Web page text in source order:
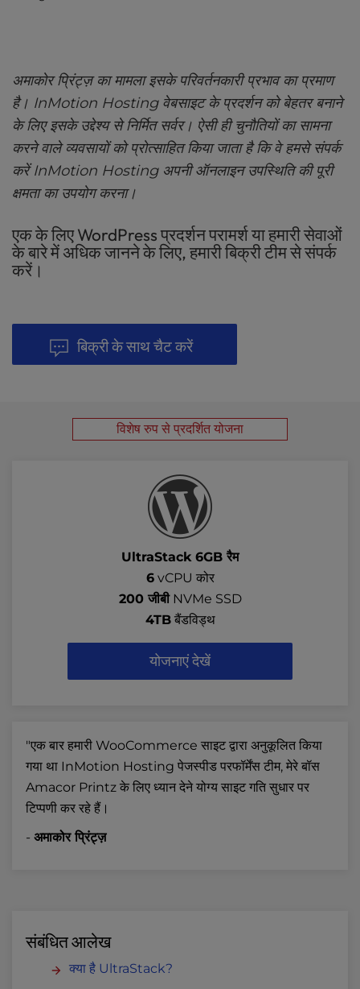
अमाकोर प्रिंट्ज़ का मामला इसके परिवर्तनकारी प्रभाव का प्रमाण
है। InMotion Hosting वेबसाइट के प्रदर्शन को बेहतर बनाने
के लिए इसके उद्देश्य से निर्मित सर्वर। ऐसी ही चुनौतियों का सामना
करने वाले व्यवसायों को प्रोत्साहित किया जाता है कि वे हमसे संपर्क
करें InMotion Hosting अपनी ऑनलाइन उपस्थिति की पूरी
क्षमता का उपयोग करना।
एक के लिए WordPress प्रदर्शन परामर्श या हमारी सेवाओं
के बारे में अधिक जानने के लिए, हमारी बिक्री टीम से संपर्क
करें।
बिक्री के साथ चैट करें
विशेष रुप से प्रदर्शित योजना
UltraStack 6GB रैम
6vCPU कोर
200 जीबीNVMe SSD
4TBबैंडविड्थ
योजनाएं देखें
"एक बार हमारी WooCommerce साइट द्वारा अनुकूलित किया
गया था InMotion Hosting पेजस्पीड परफॉर्मेंस टीम, मेरे बॉस
Amacor Printz के लिए ध्यान देने योग्य साइट गति सुधार पर
टिप्पणी कर रहे हैं।
- अमाकोर प्रिंट्ज़
संबंधित आलेख
क्या है UltraStack?